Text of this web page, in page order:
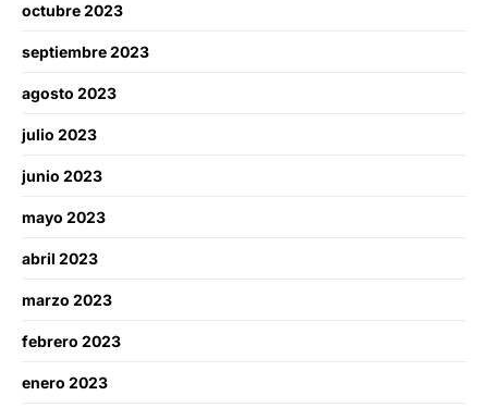
octubre 2023
septiembre 2023
agosto 2023
julio 2023
junio 2023
mayo 2023
abril 2023
marzo 2023
febrero 2023
enero 2023